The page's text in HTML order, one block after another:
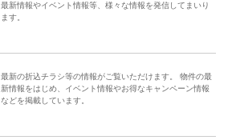
最新情報やイベント情報等、様々な情報を発信してまいり
ます。
最新の折込チラシ等の情報がご覧いただけます。 物件の最
新情報をはじめ、イベント情報やお得なキャンペーン情報
などを掲載しています。